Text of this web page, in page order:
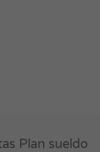
Plan sueldo